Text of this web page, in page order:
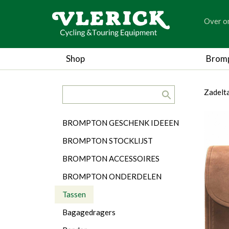
Over
Shop
Categorieën
BROMPTON GESCHENK IDEEEN
BROMPTON STOCKLIJST
BROMPTON ACCESSOIRES
BROMPTON ONDERDELEN
Tassen
Bagagedragers